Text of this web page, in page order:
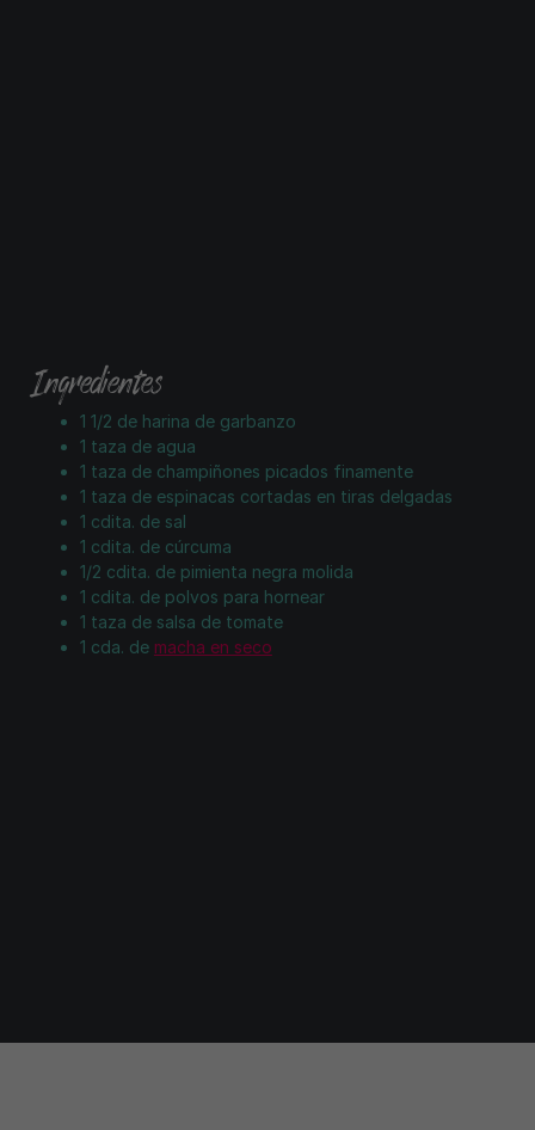
Ingredientes
1 1/2 de harina de garbanzo
1 taza de agua
1 taza de champiñones picados finamente
1 taza de espinacas cortadas en tiras delgadas
1 cdita. de sal
1 cdita. de cúrcuma
1/2 cdita. de pimienta negra molida
1 cdita. de polvos para hornear
1 taza de salsa de tomate
1 cda. de macha en seco